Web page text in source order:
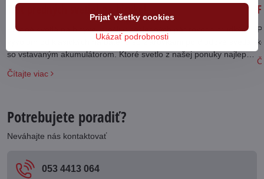
Test predných svetiel na bicykel
Predné svetlá na bicykel prešli v posledných pár rokoch prudkým
vývojom od klasických na batérie so žiarovkami po diódové svetlá
so vstavaným akumulátorom. Ktoré svetlo z našej ponuky najlepšie
Čítajte viac
Potrebujete poradiť?
Neváhajte nás kontaktovať
053 4413 064
Ukázať podrobnosti
Prijať všetky cookies